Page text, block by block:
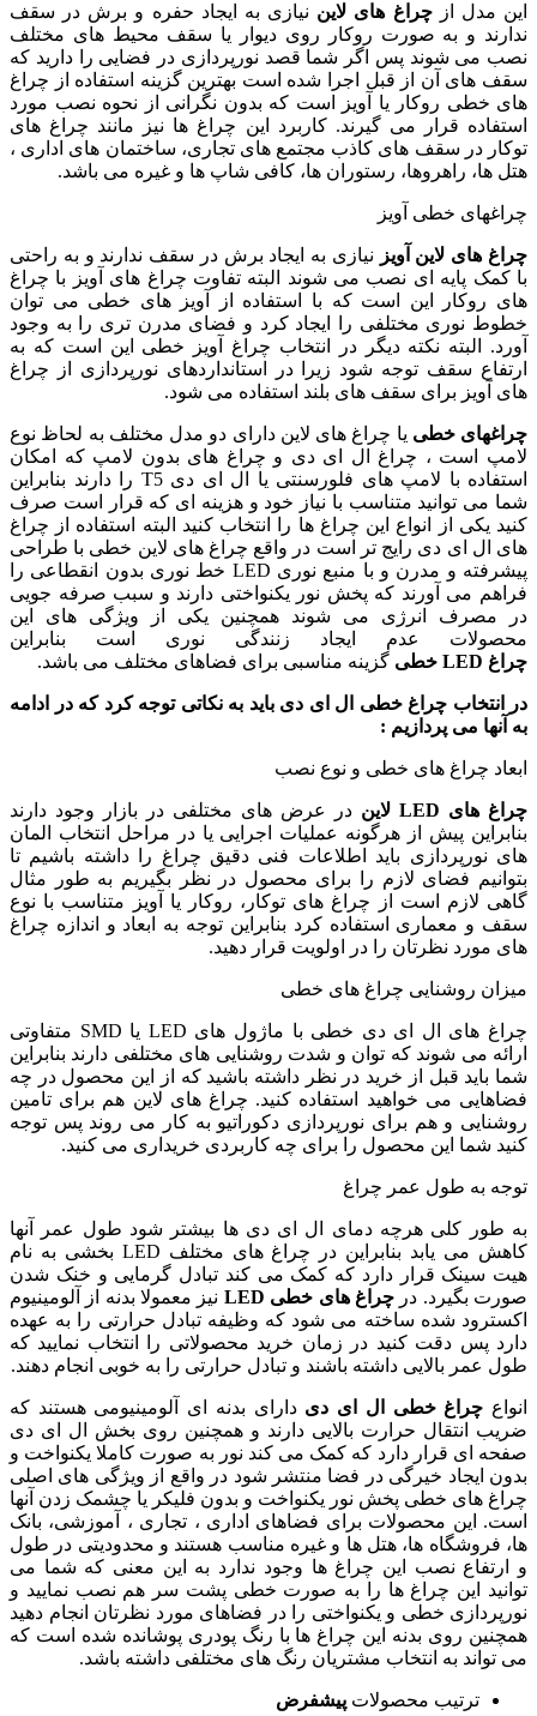
این مدل ازچراغ های لاین نیازی به ایجاد حفره و برش در سقف
ندارند و به صورت روکار روی دیوار یا سقف محیط های مختلف
نصب می شوند پس اگر شما قصد نورپردازی در فضایی را دارید که
سقف های آن از قبل اجرا شده است بهترین گزینه استفاده از چراغ
های خطی روکار یا آویز است که بدون نگرانی از نحوه نصب مورد
استفاده قرار می گیرند. کاربرد این چراغ ها نیز مانند چراغ های
توکار در سقف های کاذب مجتمع های تجاری، ساختمان های اداری ،
هتل ها، راهروها، رستوران ها، کافی شاپ ها و غیره می باشد.
چراغهای خطی آویز
چراغ های لاین آویز نیازی به ایجاد برش در سقف ندارند و به راحتی
با کمک پایه ای نصب می شوند البته تفاوت چراغ های آویز با چراغ
های روکار این است که با استفاده از آویز های خطی می توان
خطوط نوری مختلفی را ایجاد کرد و فضای مدرن تری را به وجود
آورد. البته نکته دیگر در انتخاب چراغ آویز خطی این است که به
ارتفاع سقف توجه شود زیرا در استانداردهای نورپردازی از چراغ
های آویز برای سقف های بلند استفاده می شود.
چراغهای خطی یا چراغ های لاین دارای دو مدل مختلف به لحاظ نوع
لامپ است ، چراغ ال ای دی و چراغ های بدون لامپ که امکان
استفاده با لامپ های فلورسنتی یا ال ای دی T5 را دارند بنابراین
شما می توانید متناسب با نیاز خود و هزینه ای که قرار است صرف
کنید یکی از انواع این چراغ ها را انتخاب کنید البته استفاده از چراغ
های ال ای دی رایج تر است در واقع چراغ های لاین خطی با طراحی
پیشرفته و مدرن و با منبع نوری LED خط نوری بدون انقطاعی را
فراهم می آورند که پخش نور یکنواختی دارند و سبب صرفه جویی
در مصرف انرژی می شوند همچنین یکی از ویژگی های این
محصولات عدم ایجاد زنندگی نوری است بنابراین
چراغ LED خطی گزینه مناسبی برای فضاهای مختلف می باشد.
در انتخاب چراغ خطی ال ای دی باید به نکاتی توجه کرد که در ادامه
به آنها می پردازیم :
ابعاد چراغ های خطی و نوع نصب
چراغ های LED لاین در عرض های مختلفی در بازار وجود دارند
بنابراین پیش از هرگونه عملیات اجرایی یا در مراحل انتخاب المان
های نورپردازی باید اطلاعات فنی دقیق چراغ را داشته باشیم تا
بتوانیم فضای لازم را برای محصول در نظر بگیریم به طور مثال
گاهی لازم است از چراغ های توکار، روکار یا آویز متناسب با نوع
سقف و معماری استفاده کرد بنابراین توجه به ابعاد و اندازه چراغ
های مورد نظرتان را در اولویت قرار دهید.
میزان روشنایی چراغ های خطی
چراغ های ال ای دی خطی با ماژول های LED یا SMD متفاوتی
ارائه می شوند که توان و شدت روشنایی های مختلفی دارند بنابراین
شما باید قبل از خرید در نظر داشته باشید که از این محصول در چه
فضاهایی می خواهید استفاده کنید. چراغ های لاین هم برای تامین
روشنایی و هم برای نورپردازی دکوراتیو به کار می روند پس توجه
کنید شما این محصول را برای چه کاربردی خریداری می کنید.
توجه به طول عمر چراغ
به طور کلی هرچه دمای ال ای دی ها بیشتر شود طول عمر آنها
کاهش می یابد بنابراین در چراغ های مختلف LED بخشی به نام
هیت سینک قرار دارد که کمک می کند تبادل گرمایی و خنک شدن
صورت بگیرد. درچراغ های خطی LED نیز معمولا بدنه از آلومینیوم
اکسترود شده ساخته می شود که وظیفه تبادل حرارتی را به عهده
دارد پس دقت کنید در زمان خرید محصولاتی را انتخاب نمایید که
طول عمر بالایی داشته باشند و تبادل حرارتی را به خوبی انجام دهند.
انواع چراغ خطی ال ای دی دارای بدنه ای آلومینیومی هستند که
ضریب انتقال حرارت بالایی دارند و همچنین روی بخش ال ای دی
صفحه ای قرار دارد که کمک می کند نور به صورت کاملا یکنواخت و
بدون ایجاد خیرگی در فضا منتشر شود در واقع از ویژگی های اصلی
چراغ های خطی پخش نور یکنواخت و بدون فلیکر یا چشمک زدن آنها
است. این محصولات برای فضاهای اداری ، تجاری ، آموزشی، بانک
ها، فروشگاه ها، هتل ها و غیره مناسب هستند و محدودیتی در طول
و ارتفاع نصب این چراغ ها وجود ندارد به این معنی که شما می
توانید این چراغ ها را به صورت خطی پشت سر هم نصب نمایید و
نورپردازی خطی و یکنواختی را در فضاهای مورد نظرتان انجام دهید
همچنین روی بدنه این چراغ ها با رنگ پودری پوشانده شده است که
می تواند به انتخاب مشتریان رنگ های مختلفی داشته باشد.
ترتیب محصولات پیشفرض